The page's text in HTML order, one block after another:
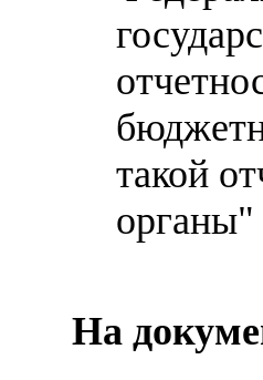
такой
органы"
На